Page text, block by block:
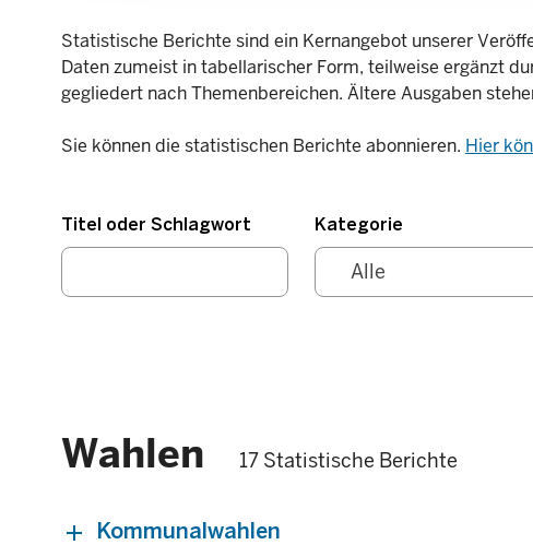
Statistische Berichte sind ein Kernangebot unserer
Daten zumeist in tabellarischer Form, teilweise ergänzt
gegliedert nach Themenbereichen. Ältere Ausgaben
Sie können die statistischen Berichte abonnieren. Hier
Titel oder Schlagwort Kategorie
Wahlen 17 Statistische Berichte
Kommunalwahlen